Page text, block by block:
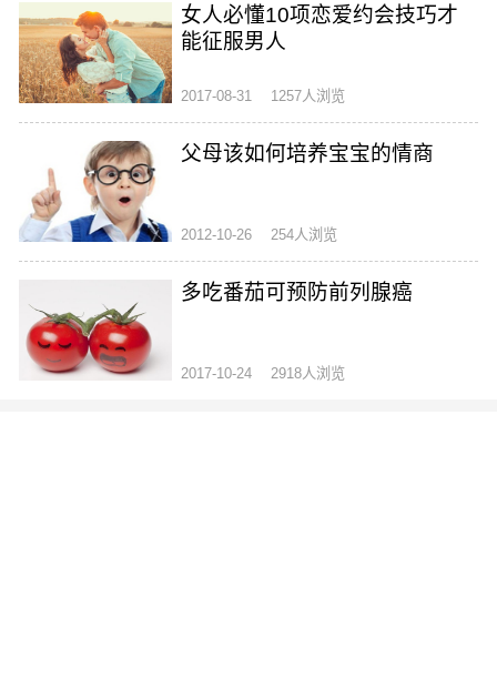
女人必懂10项恋爱约会技巧才
能征服男人
2017-08-31 1257人浏览
父母该如何培养宝宝的情商
2012-10-26 254人浏览
多吃番茄可预防前列腺癌
2017-10-24 2918人浏览